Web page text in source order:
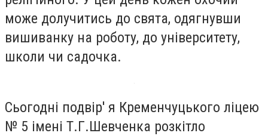
може долучитись до свята, одягнувши
вишиванку на роботу, до університету,
школи чи садочка.
Сьогодні подвір' я Кременчуцького ліцею
№ 5 імені Т.Г.Шевченка розкітло